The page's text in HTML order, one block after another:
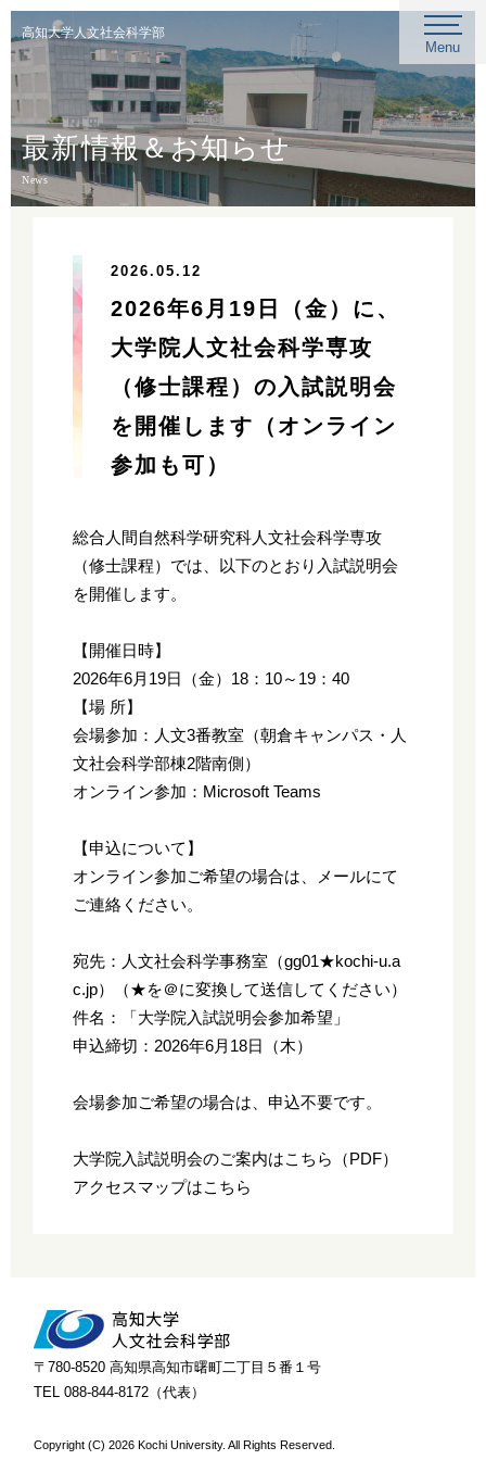
Menu
高知大学人文社会科学部
最新情報＆お知らせ
News
2026.05.12
2026年6月19日（金）に、
大学院人文社会科学専攻
（修士課程）の入試説明会
を開催します（オンライン
参加も可）
総合人間自然科学研究科人文社会科学専攻
（修士課程）では、以下のとおり入試説明会
を開催します。
【開催日時】
2026年6月19日（金）18：10～19：40
【場 所】
会場参加：人文3番教室（朝倉キャンパス・人
文社会科学部棟2階南側）
オンライン参加：Microsoft Teams
【申込について】
オンライン参加ご希望の場合は、メールにて
ご連絡ください。
宛先：人文社会科学事務室（gg01★kochi-u.a
c.jp）（★を＠に変換して送信してください）
件名：「大学院入試説明会参加希望」
申込締切：2026年6月18日（木）
会場参加ご希望の場合は、申込不要です。
大学院入試説明会のご案内はこちら（PDF）
アクセスマップはこちら
〒780-8520 高知県高知市曙町二丁目５番１号
TEL 088-844-8172（代表）
Copyright (C)2026 Kochi University. All Rights Reserved.